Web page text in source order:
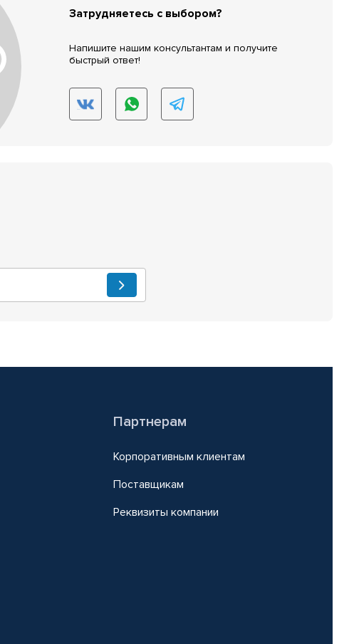
Затрудняетесь с выбором?
Напишите нашим консультантам и получите
быстрый ответ!
Партнерам
Корпоративным клиентам
Поставщикам
Реквизиты компании